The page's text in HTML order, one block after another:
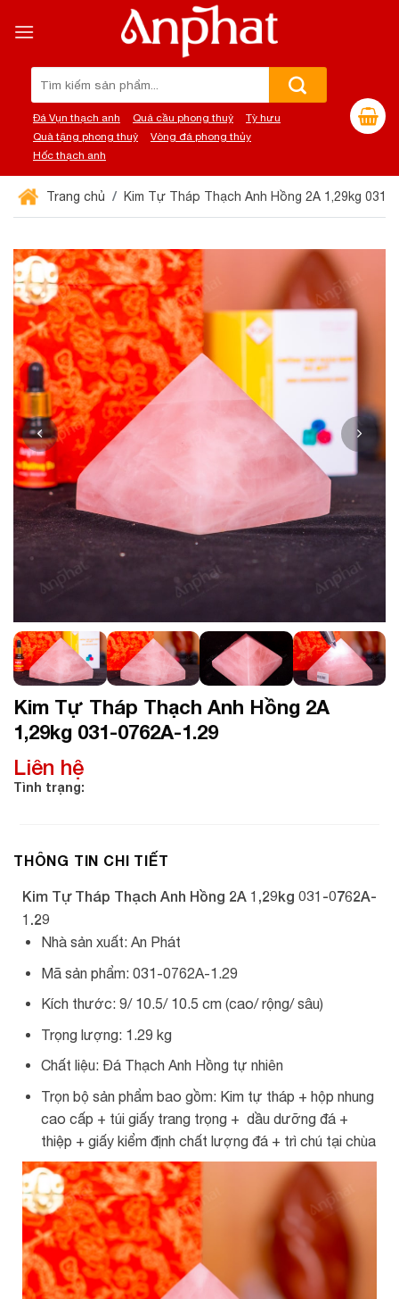
đến
Đá Vụn thạch anh Quả cầu phong thuỷ
Tỳ hưu
Quà tặng phong thuỷ
Vòng đá phong thủy
Hốc thạch anh
Trang chủ Kim Tự Tháp Thạch Anh Hồng 2A 1,29kg 031-
Kim Tự Tháp Thạch Anh Hồng 2A
1,29kg 031-0762A-1.29
Liên hệ
Tình trạng:
THÔNG TIN CHI TIẾT
Kim Tự Tháp Thạch Anh Hồng 2A 1,29kg 031-0762A-
1.29
Nhà sản xuất: An Phát
Mã sản phẩm: 031-0762A-1.29
Kích thước: 9/ 10.5/ 10.5 cm (cao/ rộng/ sâu)
Trọng lượng: 1.29 kg
Chất liệu: Đá Thạch Anh Hồng tự nhiên
Trọn bộ sản phẩm bao gồm: Kim tự tháp + hộp nhung
cao cấp + túi giấy trang trọng + dầu dưỡng đá +
thiệp + giấy kiểm định chất lượng đá + trì chú tại chùa